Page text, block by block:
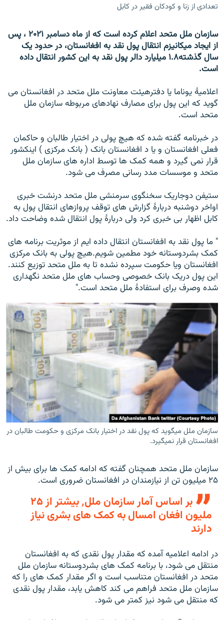
همۀ سایت‌های رادیو آزادی/ رادیو اروپای آزاد
تعدادی از زنا و کودکان فقیر در کابل
سازمان ملل متحد اعلام کرده است که از ماه دسامبر ۲۰۲۱ ، پس
از ایجاد میکانیزم انتقال پول نقد به افغانستان، در حدود یک
سال گذشته۱.۸ میلیارد دالر پول نقد به این کشور انتقال داده
است.
اعلامیۀ یوناما یا دفترهیئت معاونت ملل متحد در افغانستان می
گوید که این پول برای مصارف نهادهای مربوطه سازمان ملل
متحد است.
در خبرنامه گفته شده که هیچ پولی در اختیار طالبان و حاکمان
فعلی افغانستان و یا د افغانستان بانک ( بانک مرکزی ) اینکشور
قرار نمی گیرد و همه کمک ها توسط اداره های سازمان ملل
متحد و موسسات مدد رسانی مصرف می شود.
ستیفن دوجاریک سخنگوی سرمنشی ملل متحد درنشت خبری
اواخر دوشنبه دربارۀ گزارش های توقف پروازهای انتقال پول به
کابل اظهار بی خبری کرد ولی دربارۀ پول انتقال شده وضاحت داد.
" ما پول نقد به افغانستان انتقال داده ایم از موثریت برنامه های
کمک بشردوستانه خود مطمین شویم.هیچ پولی به بانک مرکزی
افغانستان ویا حکومت سپرده نشده تا به ملل متحد توزیع کنند.
این پول دریک بانک خصوصی وحساب های ملل متحد نگهداری
شده وصرف برای استفادۀ ملل متحد است."
سازمان ملل میگوید که پول نقد در اختیار بانک مرکزی و حکومت طالبان در
افغانستان قرار نمیگیرد.
سازمان ملل متحد همچنان گفته که ادامه کمک ها برای بیش از
۲۵ میلیون تن از نیازمندان در افغانستان ضروری است.
بر اساس آمار سازمان ملل٬ بیشتر از ۲۵
ملیون افغان امسال به کمک های بشری نیاز
دارند
در ادامه اعلامیه آمده که مقدار پول نقدی که به افغانستان
منتقل می شود، با برنامه کمک های بشردوستانه سازمان ملل
متحد در افغانستان متناسب است و اگر مقدار کمک های را که
سازمان ملل متحد فراهم می کند کاهش یابد، مقدار پول نقدی
که منتقل می شود نیز کمتر می شود.